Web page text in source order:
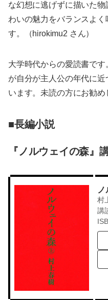
な幻想に逃げずに描いた
わいの魅力をバランスよ
す。（hirokimu2 さん）
大学時代からの愛読書で
が自分が主人公の年代に
います。未読の方にお勧め
■長編小説
『ノルウェイの森』
村
講